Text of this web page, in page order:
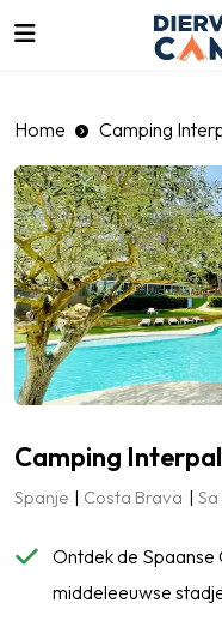
Home Camping
Camping
Spanje Costa Brava Sa
Ontdek de
middeleeuwse